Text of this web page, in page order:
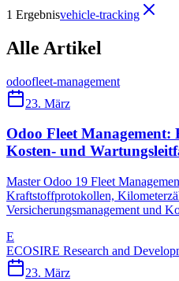
1 Ergebnisvehicle-tracking
Alle Artikel
odoofleet-management
23. März
Odoo Fleet Management:
Kosten- und
Master Odoo 19 Fleet
Kraftstoffprotokollen,
Versicherungsmanagement und
E
ECOSIRE Research and
23. März